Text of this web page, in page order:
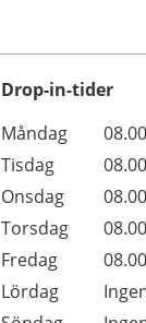
Drop-in-tider
Måndag
Tisdag
Onsdag
Torsdag
Fredag
Lördag